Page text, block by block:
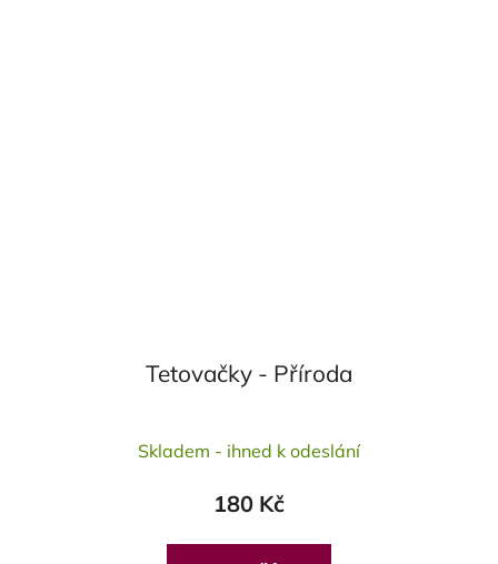
Tetovačky - Příroda
hodnocení
je
5,0
Skladem - ihned k odeslání
180 Kč